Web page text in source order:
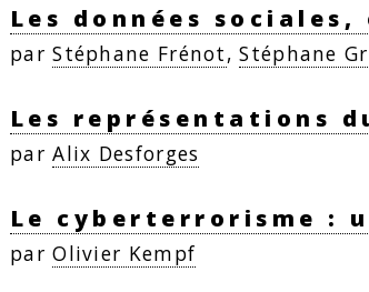
Les données
parStéphane Frénot,Stéphane
Les représentations
parAlix Desforges
Le cyberterrorisme :
parOlivier Kempf